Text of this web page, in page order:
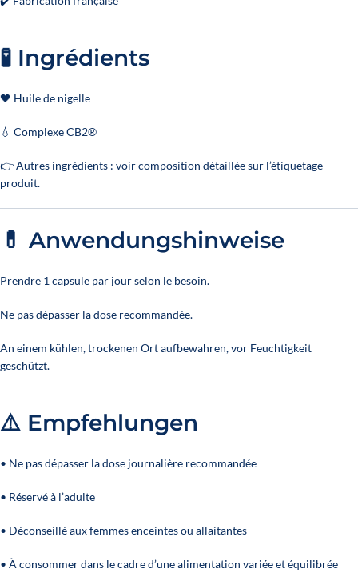
🧪 Ingrédients
🖤 Huile de nigelle
💧 Complexe CB2®
👉 Autres ingrédients : voir composition détaillée sur l’étiquetage
produit.
💊 Anwendungshinweise
Prendre 1 capsule par jour selon le besoin.
Ne pas dépasser la dose recommandée.
An einem kühlen, trockenen Ort aufbewahren, vor Feuchtigkeit
geschützt.
⚠️ Empfehlungen
• Ne pas dépasser la dose journalière recommandée
• Réservé à l’adulte
• Déconseillé aux femmes enceintes ou allaitantes
• À consommer dans le cadre d’une alimentation variée et équilibrée